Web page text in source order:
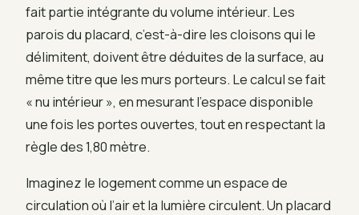
fait partie intégrante du volume intérieur. Les
parois du placard, c’est-à-dire les cloisons qui le
délimitent, doivent être déduites de la surface, au
même titre que les murs porteurs. Le calcul se fait
« nu intérieur », en mesurant l’espace disponible
une fois les portes ouvertes, tout en respectant la
règle des 1,80 mètre.
Imaginez le logement comme un espace de
circulation où l’air et la lumière circulent. Un placard